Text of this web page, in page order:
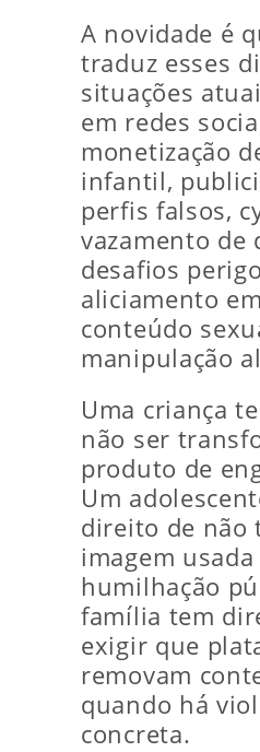
A novidade é
traduz esses
situações
em redes
monetização
infantil,
perfis falsos,
vazamento de
desafios
aliciamento
conteúdo
manipulação
Uma criança
não ser
produto de
Um
direito de não
imagem usada
humilhação
família tem
exigir que
removam
quando há
concreta.